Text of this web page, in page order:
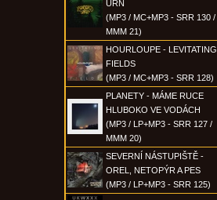
URN
(MP3 / MC+MP3 - SRR 130 /
MMM 21)
HOURLOUPE - LEVITATING
FIELDS
(MP3 / MC+MP3 - SRR 128)
PLANETY - MÁME RUCE
HLUBOKO VE VODÁCH
(MP3 / LP+MP3 - SRR 127 /
MMM 20)
SEVERNÍ NÁSTUPIŠTĚ -
OREL, NETOPÝR A PES
(MP3 / LP+MP3 - SRR 125)